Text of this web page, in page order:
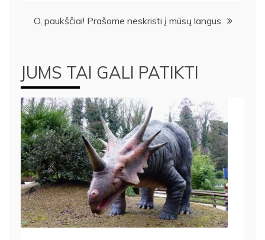
O, paukščiai! Prašome neskristi į mūsų langus
JUMS TAI GALI PATIKTI